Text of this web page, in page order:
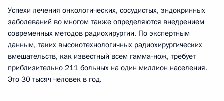
Успехи лечения онкологических, сосудистых, эндокринных
заболеваний во многом также определяются внедрением
современных методов радиохирургии. По экспертным
данным, таких высокотехнологичных радиохирургических
вмешательств, как известный всем гамма-нож, требует
приблизительно 211 больных на один миллион населения.
Это 30 тысяч человек в год.